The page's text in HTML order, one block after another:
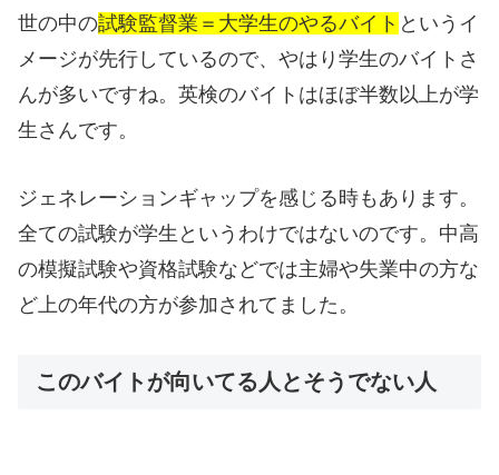
世の中の試験監督業＝大学生のやるバイト というイ
メージが先行しているので、やはり学生のバイトさ
んが多いですね。英検のバイトはほぼ半数以上が学
生さんです。
ジェネレーションギャップを感じる時もあります。
全ての試験が学生というわけではないのです。中高
の模擬試験や資格試験などでは主婦や失業中の方な
ど上の年代の方が参加されてました。
このバイトが向いてる人とそうでない人